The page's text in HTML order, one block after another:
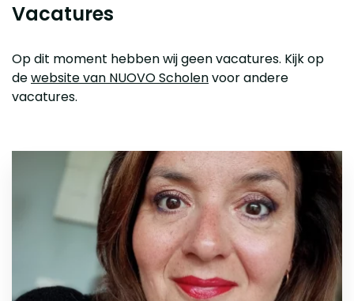
Vacatures
Op dit moment hebben wij geen vacatures. Kijk op
dewebsite van NUOVO Scholenvoor andere
vacatures.